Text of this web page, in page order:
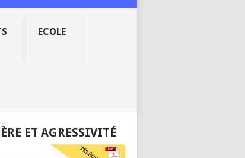
ECOLE
ET AGRESSIVITÉ